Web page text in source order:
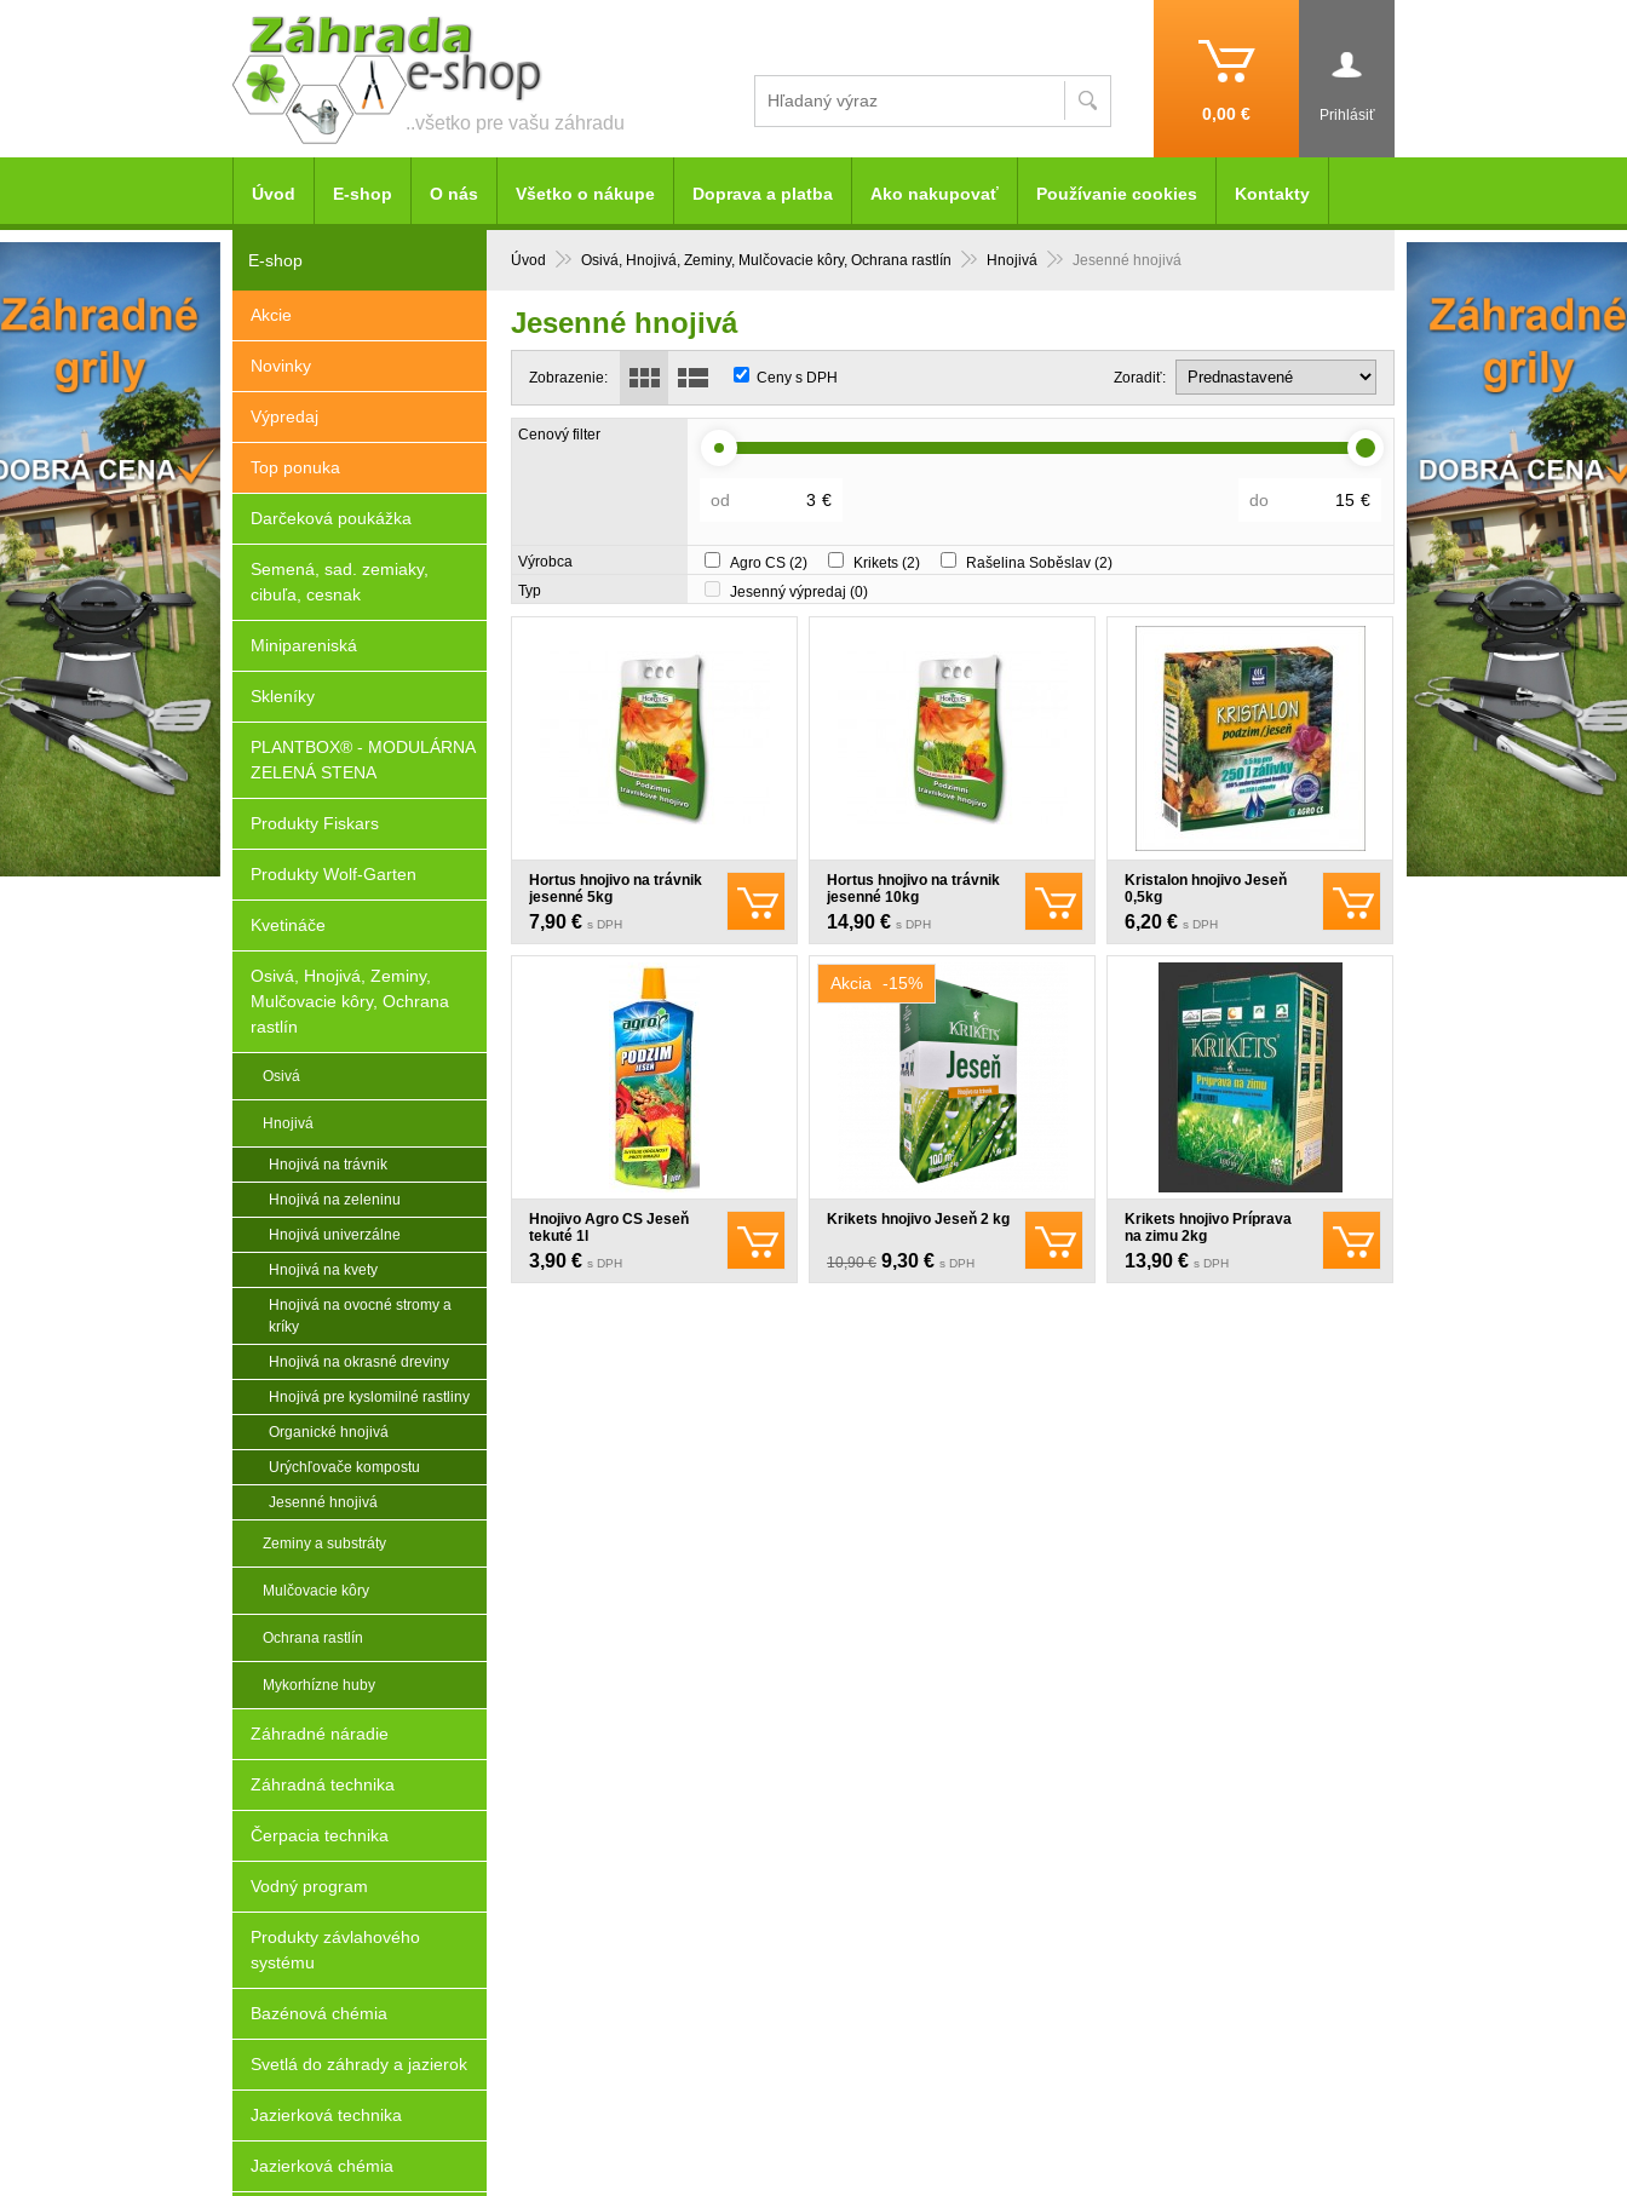
..všetko pre vašu záhradu Prihlásiť
0,00 €
Úvod Osivá, Hnojivá, Zeminy, Mulčovacie kôry, Ochrana rastlín Hnojivá Jesenné hnojivá
Jesenné hnojivá
Zobrazenie: Ceny s DPH Zoradiť:
Cenový filter
od € do €
Výrobca Agro CS (2) Krikets (2) Rašelina Soběslav (2)
Typ
Jesenný výpredaj (0)
Hortus hnojivo na trávnik
jesenné 5kg
7,90 € s DPH
Hortus hnojivo na trávnik
jesenné 10kg
14,90 € s DPH
Kristalon hnojivo Jeseň
0,5kg
6,20 € s DPH
Hnojivo Agro CS Jeseň
tekuté 1l
3,90 € s DPH
Akcia -15%
Krikets hnojivo Jeseň 2 kg
10,90 € 9,30 € s DPH
Krikets hnojivo Príprava
na zimu 2kg
13,90 € s DPH
E-shop
Akcie
Novinky
Výpredaj
Top ponuka
Darčeková poukážka
Semená, sad. zemiaky,
cibuľa, cesnak
Minipareniská
Skleníky
PLANTBOX® - MODULÁRNA
ZELENÁ STENA
Produkty Fiskars
Produkty Wolf-Garten
Kvetináče
Osivá, Hnojivá, Zeminy,
Mulčovacie kôry, Ochrana
rastlín
Osivá
Hnojivá
Hnojivá na trávnik
Hnojivá na zeleninu
Hnojivá univerzálne
Hnojivá na kvety
Hnojivá na ovocné stromy a
kríky
Hnojivá na okrasné dreviny
Hnojivá pre kyslomilné rastliny
Organické hnojivá
Urýchľovače kompostu
Jesenné hnojivá
Zeminy a substráty
Mulčovacie kôry
Ochrana rastlín
Mykorhízne huby
Záhradné náradie
Záhradná technika
Čerpacia technika
Vodný program
Produkty závlahového
systému
Bazénová chémia
Svetlá do záhrady a jazierok
Jazierková technika
Jazierková chémia
Úvod E-shop O nás Všetko o nákupe Doprava a platba Ako nakupovať Používanie cookies Kontakty